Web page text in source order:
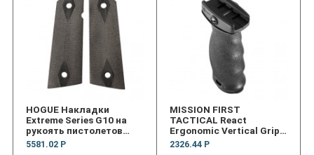
HOGUE Накладки
Extreme Series G10 на
рукоять пистолетов
1911, Ruger 22/45 RP, MK
5581.02 Р
MISSION FIRST
TACTICAL React
Ergonomic Vertical Grip
Blk
2326.44 Р